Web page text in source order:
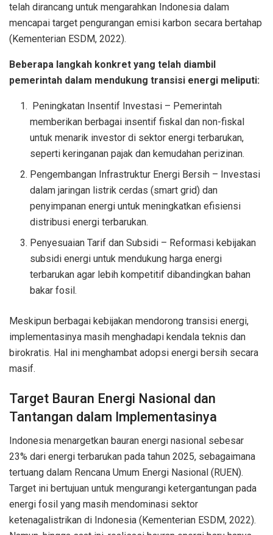
telah dirancang untuk mengarahkan Indonesia dalam
mencapai target pengurangan emisi karbon secara bertahap
(Kementerian ESDM, 2022).
Beberapa langkah konkret yang telah diambil
pemerintah dalam mendukung transisi energi meliputi:
Peningkatan Insentif Investasi – Pemerintah
memberikan berbagai insentif fiskal dan non-fiskal
untuk menarik investor di sektor energi terbarukan,
seperti keringanan pajak dan kemudahan perizinan.
Pengembangan Infrastruktur Energi Bersih – Investasi
dalam jaringan listrik cerdas (smart grid) dan
penyimpanan energi untuk meningkatkan efisiensi
distribusi energi terbarukan.
Penyesuaian Tarif dan Subsidi – Reformasi kebijakan
subsidi energi untuk mendukung harga energi
terbarukan agar lebih kompetitif dibandingkan bahan
bakar fosil.
Meskipun berbagai kebijakan mendorong transisi energi,
implementasinya masih menghadapi kendala teknis dan
birokratis. Hal ini menghambat adopsi energi bersih secara
masif.
Target Bauran Energi Nasional dan
Tantangan dalam Implementasinya
Indonesia menargetkan bauran energi nasional sebesar
23% dari energi terbarukan pada tahun 2025, sebagaimana
tertuang dalam Rencana Umum Energi Nasional (RUEN).
Target ini bertujuan untuk mengurangi ketergantungan pada
energi fosil yang masih mendominasi sektor
ketenagalistrikan di Indonesia (Kementerian ESDM, 2022).